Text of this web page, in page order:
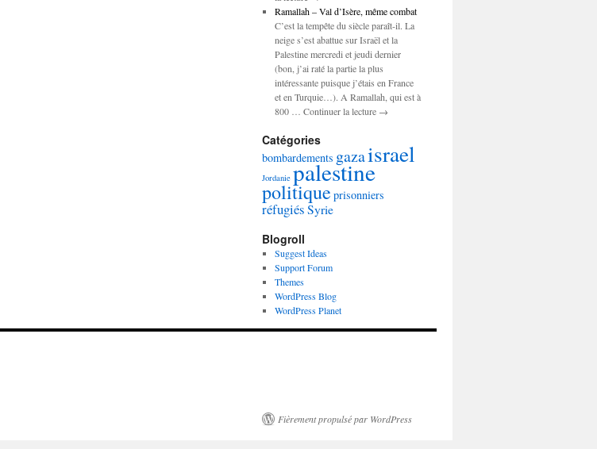
Ramallah – Val d’Isère, même combat
C’est la tempête du siècle paraît-il. La
neige s’est abattue sur Israël et la
Palestine mercredi et jeudi dernier
(bon, j’ai raté la partie la plus
intéressante puisque j’étais en France
et en Turquie…). A Ramallah, qui est à
800 … Continuer la lecture →
Catégories
bombardements gazaisrael
Jordanie palestine
politique prisonniers
réfugiés Syrie
Blogroll
Suggest Ideas
Support Forum
Themes
WordPress Blog
WordPress Planet
Fièrement propulsé par WordPress